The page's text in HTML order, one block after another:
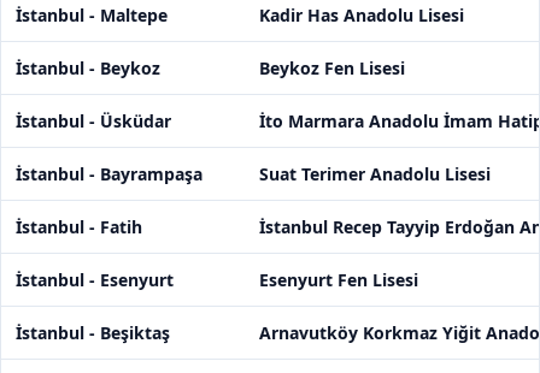
İstanbul - Maltepe Kadir Has Anadolu Lisesi
İstanbul - Beykoz Beykoz Fen Lisesi
İstanbul - Üsküdar İto Marmara Anadolu İmam
İstanbul - Bayrampaşa Suat Terimer Anadolu Lisesi
İstanbul - Fatih İstanbul Recep Tayyip Erdoğan
İstanbul - Esenyurt Esenyurt Fen Lisesi
İstanbul - Beşiktaş Arnavutköy Korkmaz Yiğit